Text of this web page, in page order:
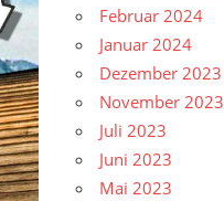
Februar 2024
Januar 2024
Dezember 2023
November 2023
Juli 2023
Juni 2023
Mai 2023